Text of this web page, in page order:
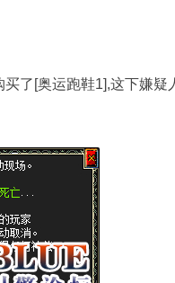
了[奥运跑鞋1],这下嫌疑